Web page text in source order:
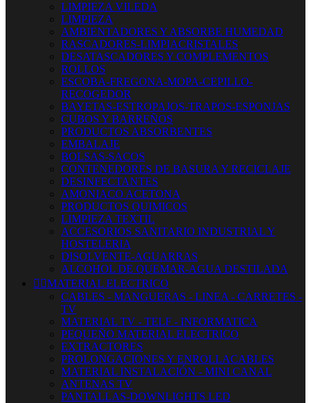
LIMPIEZA VILEDA
LIMPIEZA
AMBIENTADORES Y ABSORBE HUMEDAD
RASCADORES-LIMPIACRISTALES
DESATASCADORES Y COMPLEMENTOS
ROLLOS
ESCOBA-FREGONA-MOPA-CEPILLO-
RECOGEDOR
BAYETAS-ESTROPAJOS-TRAPOS-ESPONJAS
CUBOS Y BARREÑOS
PRODUCTOS ABSORBENTES
EMBALAJE
BOLSAS-SACOS
CONTENEDORES DE BASURA Y RECICLAJE
DESINFECTANTES
AMONIACO ACETONA
PRODUCTOS QUIMICOS
LIMPIEZA TEXTIL
ACCESORIOS SANITARIO INDUSTRIAL Y
HOSTELERIA
DISOLVENTE-AGUARRAS
ALCOHOL DE QUEMAR-AGUA DESTILADA
 MATERIAL ELECTRICO
CABLES - MANGUERAS - LINEA - CARRETES -
TV
MATERIAL TV - TELF - INFORMATICA
PEQUEÑO MATERIAL ELECTRICO
EXTRACTORES
PROLONGACIONES Y ENROLLACABLES
MATERIAL INSTALACIÓN - MINI CANAL
ANTENAS TV
PANTALLAS-DOWNLIGHTS LED